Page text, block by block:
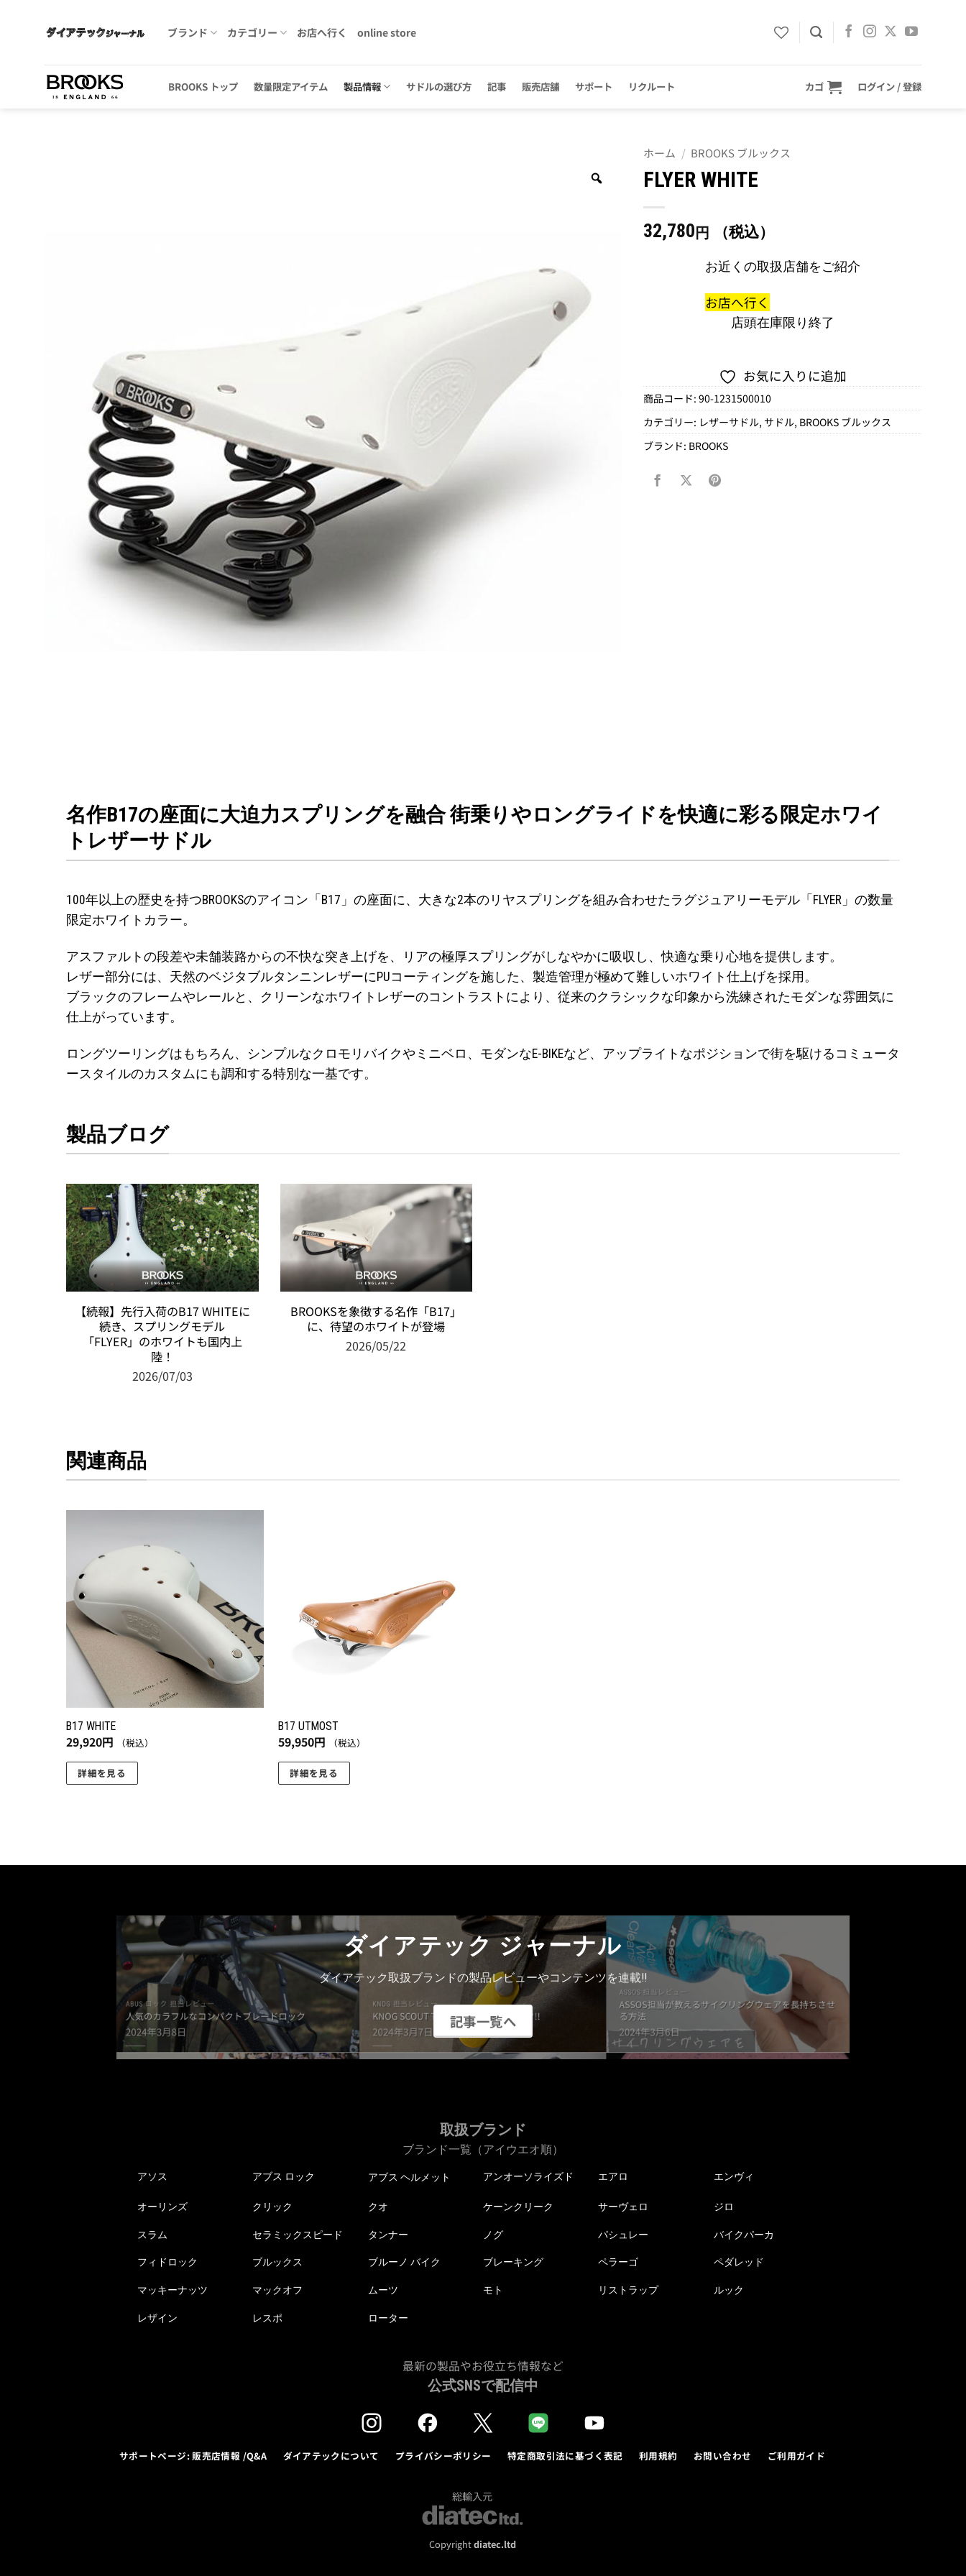
ブランド カテゴリー お店へ行く online store
BROOKS トップ 数量限定アイテム 製品情報 サドルの選び方 記事 販売店舗 サポート リクルート カゴ ログイン / 登録
ホーム / BROOKS ブルックス
FLYER WHITE
32,780 円 （税込）
お近くの取扱店舗をご紹介
お店へ行く
店頭在庫限り終了
お気に入りに追加
商品コード:90-1231500010
カテゴリー: レザーサドル, サドル, BROOKS ブルックス
ブランド: BROOKS
名作B17の座面に大迫力スプリングを融合 街乗りやロングライドを快適に彩る限定ホワイ
トレザーサドル
100年以上の歴史を持つBROOKSのアイコン「B17」の座面に、大きな2本のリヤスプリングを組み合わせたラグジュアリーモデル「FLYER」の数量
限定ホワイトカラー。
アスファルトの段差や未舗装路からの不快な突き上げを、リアの極厚スプリングがしなやかに吸収し、快適な乗り心地を提供します。
レザー部分には、天然のベジタブルタンニンレザーにPUコーティングを施した、製造管理が極めて難しいホワイト仕上げを採用。
ブラックのフレームやレールと、クリーンなホワイトレザーのコントラストにより、従来のクラシックな印象から洗練されたモダンな雰囲気に
仕上がっています。
ロングツーリングはもちろん、シンプルなクロモリバイクやミニベロ、モダンなE-BIKEなど、アップライトなポジションで街を駆けるコミュータ
ースタイルのカスタムにも調和する特別な一基です。
製品ブログ
【続報】先行入荷のB17 WHITEに
続き、スプリングモデル
「FLYER」のホワイトも国内上
陸！
2026/07/03
BROOKSを象徴する名作「B17」
に、待望のホワイトが登場
2026/05/22
関連商品
B17 WHITE
29,920円 （税込）
詳細を見る
追加
B17 UTMOST
59,950円 （税込）
詳細を見る
ダイアテック ジャーナル
ダイアテック取扱ブランドの製品レビューやコンテンツを連載!!
記事一覧へ
取扱ブランド
ブランド一覧（アイウエオ順）
アソス アブス ロック アブス ヘルメット アンオーソライズド エアロ エンヴィ
オーリンズ クリック クオ ケーンクリーク サーヴェロ ジロ
スラム セラミックスピード タンナー ノグ パシュレー バイクパーカ
フィドロック ブルックス ブルーノ バイク ブレーキング ペラーゴ ペダレッド
マッキーナッツ マックオフ ムーツ モト リストラップ ルック
レザイン レスポ ローター
最新の製品やお役立ち情報など
公式SNSで配信中
サポートページ: 販売店情報 /Q&A ダイアテックについて プライバシーポリシー 特定商取引法に基づく表記 利用規約 お問い合わせ ご利用ガイド
総輸入元
Copyrightdiatec.ltd